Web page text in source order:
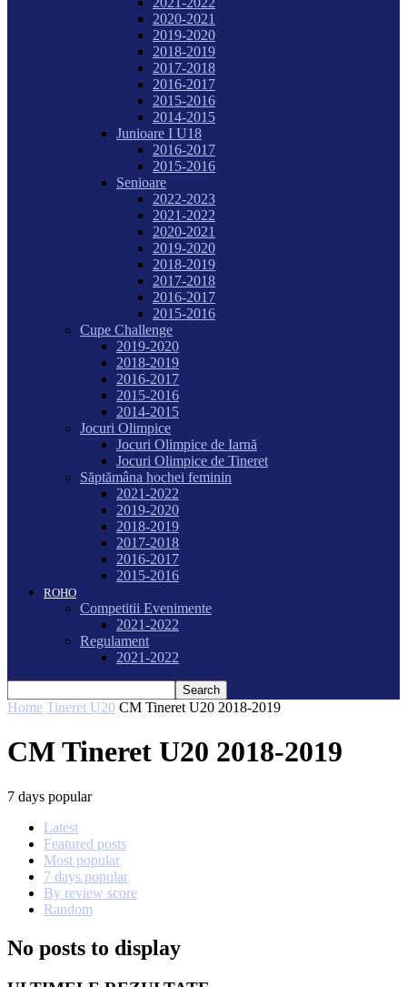
2020-2021
2019-2020
2018-2019
2017-2018
2016-2017
2015-2016
2014-2015
Junioare I U18
2016-2017
2015-2016
Senioare
2022-2023
2021-2022
2020-2021
2019-2020
2018-2019
2017-2018
2016-2017
2015-2016
Cupe Challenge
2019-2020
2018-2019
2016-2017
2015-2016
2014-2015
Jocuri Olimpice
Jocuri Olimpice de Iarnă
Jocuri Olimpice de Tineret
Săptămâna hochei feminin
2021-2022
2019-2020
2018-2019
2017-2018
2016-2017
2015-2016
ROHO
Competitii Evenimente
2021-2022
Regulament
2021-2022
Home Tineret U20 CM Tineret U20 2018-2019
CM Tineret U20 2018-2019
7 days popular
Latest
Featured posts
Most popular
7 days popular
By review score
Random
No posts to display